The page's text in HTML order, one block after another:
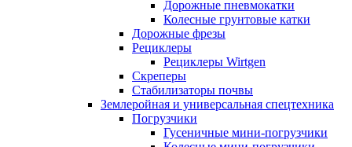
Дорожные пневмокатки
Колесные грунтовые катки
Дорожные фрезы
Рециклеры
Рециклеры Wirtgen
Скреперы
Стабилизаторы почвы
Землеройная и универсальная спецтехника
Погрузчики
Гусеничные мини-погрузчики